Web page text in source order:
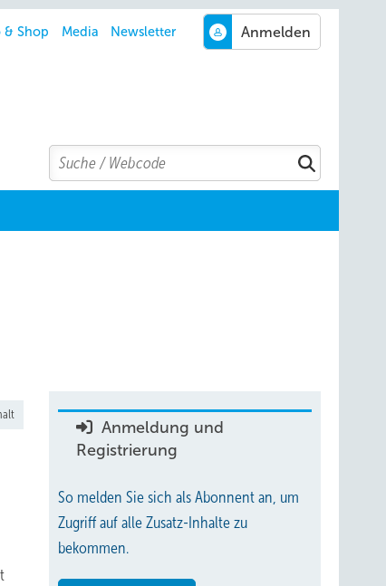
& Shop Media Newsletter
Search
Suchen
Anmeldung und
Registrierung
So melden Sie sich als Abonnent an, um
Zugriff auf alle Zusatz-Inhalte zu
bekommen.